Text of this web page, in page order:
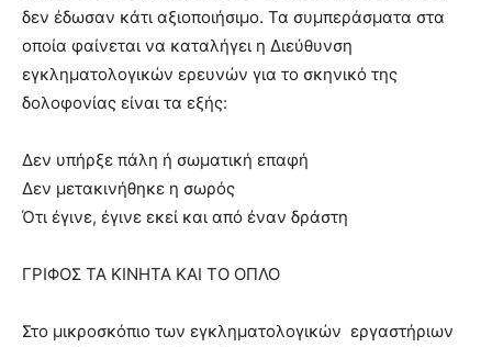
δεν έδωσαν κάτι αξιοποιήσιμο. Τα συμπεράσματα στα
οποία φαίνεται να καταλήγει η Διεύθυνση
εγκληματολογικών ερευνών για το σκηνικό της
δολοφονίας είναι τα εξής:
Δεν υπήρξε πάλη ή σωματική επαφή
Δεν μετακινήθηκε η σωρός
Ότι έγινε, έγινε εκεί και από έναν δράστη
ΓΡΙΦΟΣ ΤΑ ΚΙΝΗΤΑ ΚΑΙ ΤΟ ΟΠΛΟ
Στο μικροσκόπιο των εγκληματολογικών εργαστήριων